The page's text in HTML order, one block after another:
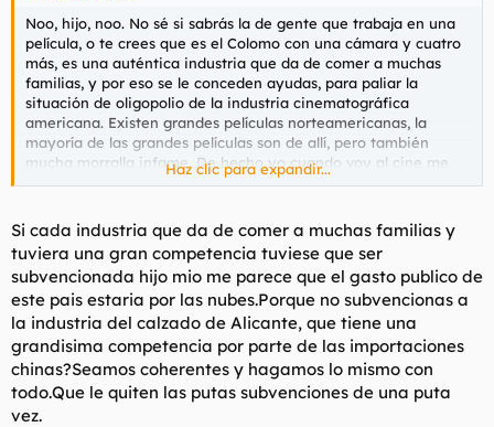
Noo, hijo, noo. No sé si sabrás la de gente que trabaja en una
película, o te crees que es el Colomo con una cámara y cuatro
más, es una auténtica industria que da de comer a muchas
familias, y por eso se le conceden ayudas, para paliar la
situación de oligopolio de la industria cinematográfica
americana. Existen grandes películas norteamericanas, la
mayoría de las grandes películas son de allí, pero también
mucha morralla infame. De hecho yo cuando voy al cine me
cuesta encontrar alguna buena. Y que conste que yo no soy un
Haz clic para expandir...
Si cada industria que da de comer a muchas familias y
tuviera una gran competencia tuviese que ser
subvencionada hijo mio me parece que el gasto publico de
este pais estaria por las nubes.Porque no subvencionas a
la industria del calzado de Alicante, que tiene una
grandisima competencia por parte de las importaciones
chinas?Seamos coherentes y hagamos lo mismo con
todo.Que le quiten las putas subvenciones de una puta
vez.